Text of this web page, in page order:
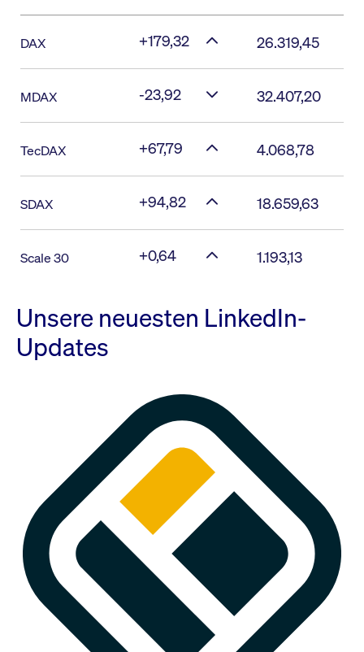
DAX +179,32 26.319,45
MDAX -23,92 32.407,20
TecDAX +67,79 4.068,78
SDAX +94,82 18.659,63
Scale 30 +0,64 1.193,13
Unsere neuesten LinkedIn-
Updates